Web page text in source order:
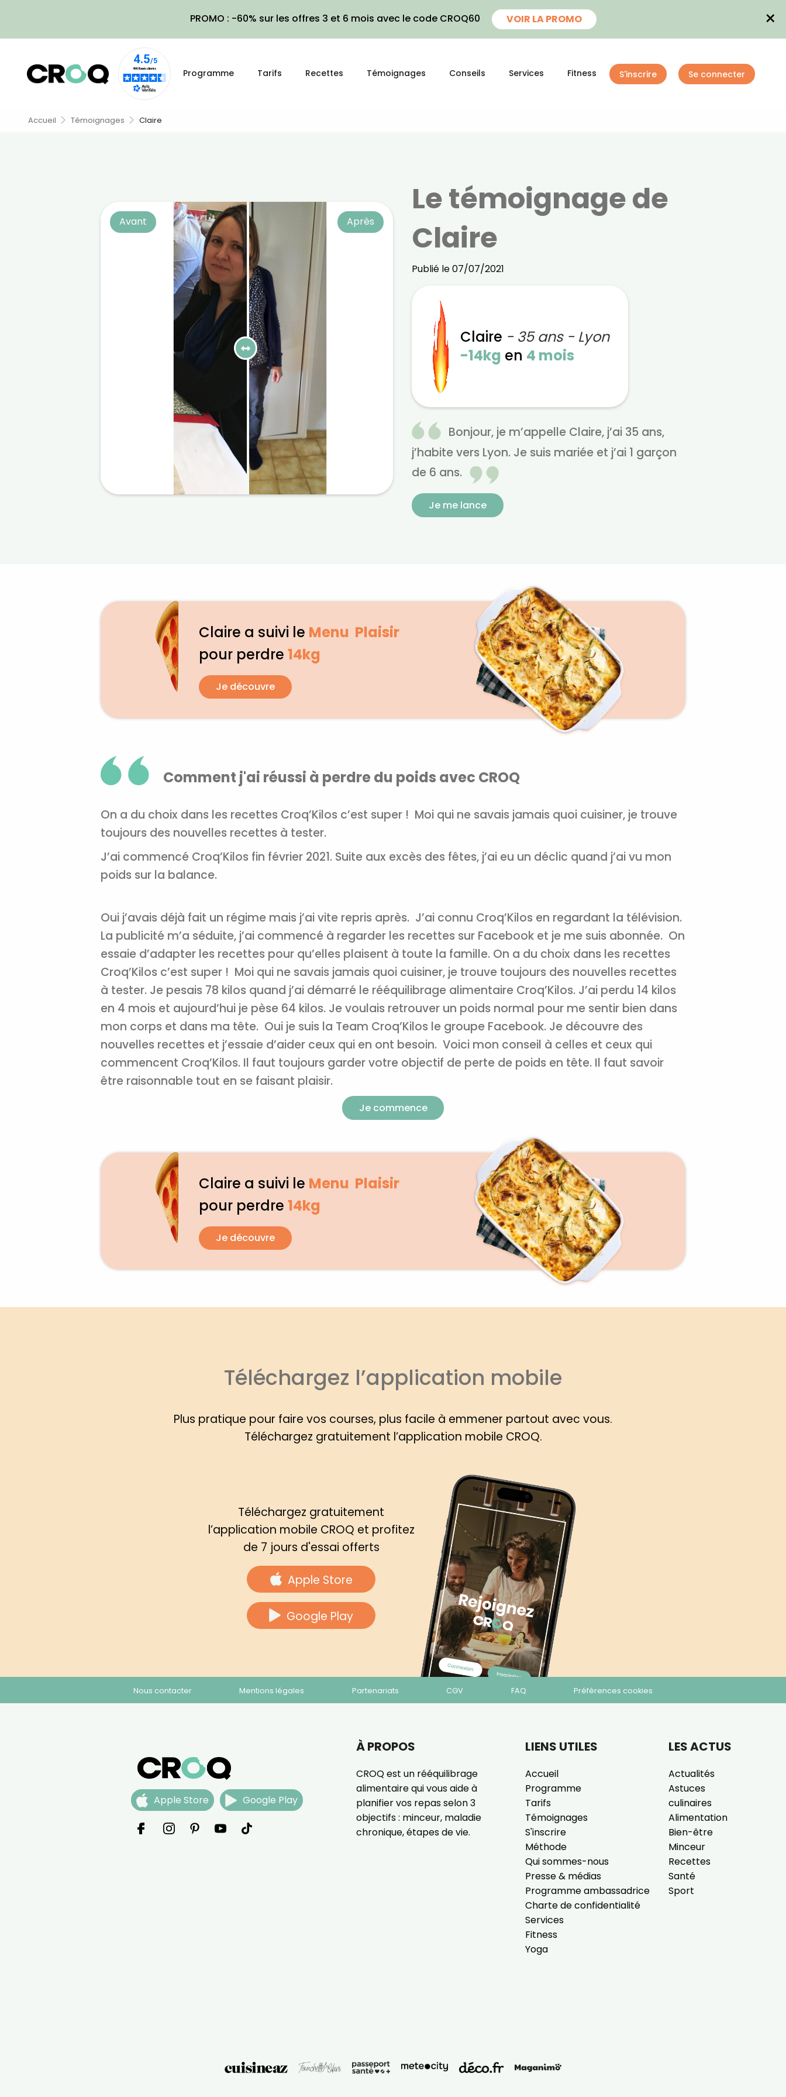
PROMO : -60% sur les offres 3 et 6 mois avec le code CROQ60 VOIR LA PROMO ×
Programme Tarifs Recettes Témoignages Conseils Services Fitness S'inscrire Se connecter
Accueil Témoignages Claire
Avant Après
Le témoignage de
Claire
Publié le 07/07/2021
Claire - 35 ans - Lyon
-14kg en 4 mois
Bonjour, je m’appelle Claire, j’ai 35 ans,
j’habite vers Lyon. Je suis mariée et j’ai 1 garçon
de 6 ans.
Je me lance
Claire a suivi le Menu Plaisir
pour perdre 14kg
Je découvre
Comment j'ai réussi à perdre du poids avec CROQ
On a du choix dans les recettes Croq’Kilos c’est super ! Moi qui ne savais jamais quoi cuisiner, je trouve
toujours des nouvelles recettes à tester.
J’ai commencé Croq’Kilos fin février 2021. Suite aux excès des fêtes, j’ai eu un déclic quand j’ai vu mon
poids sur la balance.
Oui j’avais déjà fait un régime mais j’ai vite repris après. J’ai connu Croq’Kilos en regardant la télévision.
La publicité m’a séduite, j’ai commencé à regarder les recettes sur Facebook et je me suis abonnée. On
essaie d’adapter les recettes pour qu’elles plaisent à toute la famille. On a du choix dans les recettes
Croq’Kilos c’est super ! Moi qui ne savais jamais quoi cuisiner, je trouve toujours des nouvelles recettes
à tester. Je pesais 78 kilos quand j’ai démarré le rééquilibrage alimentaire Croq’Kilos. J’ai perdu 14 kilos
en 4 mois et aujourd’hui je pèse 64 kilos. Je voulais retrouver un poids normal pour me sentir bien dans
mon corps et dans ma tête. Oui je suis la Team Croq’Kilos le groupe Facebook. Je découvre des
nouvelles recettes et j’essaie d’aider ceux qui en ont besoin. Voici mon conseil à celles et ceux qui
commencent Croq’Kilos. Il faut toujours garder votre objectif de perte de poids en tête. Il faut savoir
être raisonnable tout en se faisant plaisir.
Je commence
Claire a suivi le Menu Plaisir
pour perdre 14kg
Je découvre
Téléchargez l’application mobile
Plus pratique pour faire vos courses, plus facile à emmener partout avec vous.
Téléchargez gratuitement l’application mobile CROQ.
Téléchargez gratuitement
l’application mobile CROQ et profitez
de 7 jours d'essai offerts
Apple Store
Google Play
Nous contacter Mentions légales Partenariats CGV FAQ Préférences cookies
Apple Store Google Play
À PROPOS
CROQ est un rééquilibrage
alimentaire qui vous aide à
planifier vos repas selon 3
objectifs : minceur, maladie
chronique, étapes de vie.
LIENS UTILES
Accueil
Programme
Tarifs
Témoignages
S'inscrire
Méthode
Qui sommes-nous
Presse & médias
Programme ambassadrice
Charte de confidentialité
Services
Fitness
Yoga
LES ACTUS
Actualités
Astuces
culinaires
Alimentation
Bien-être
Minceur
Recettes
Santé
Sport
×
Recevez gratuitement 180
Ainsi que la newsletter promotionnelle de
Je consens à ce que la société Digital
Prisma Players analyse le taux d'ouverture
des informations sur le terminal que vous
utilisez. Pour en savoir plus sur ces traceurs,
voir notrepolitique de confidentialité.
Je reçois mon cadeau !
Votre adresse email sera utilisée par Digital Prisma Players pour vous
personnalisées. Vous pourrez vous désinscrire en utilisant le lien de
désabonnement intégré dans la newsletter. Pour en savoir plus et
Confidentialité .